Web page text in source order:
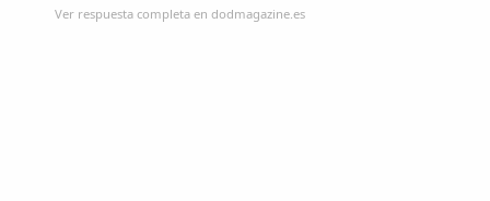
Ver respuesta completa en dodmagazine.es